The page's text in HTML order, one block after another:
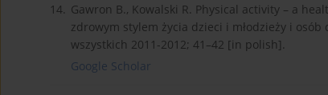
14. Gawron B., Kowalski R. Physical activity – a
zdrowym stylem życia dzieci i młodzieży i
wszystkich 2011-2012; 41–42 [in polish].
Google Scholar